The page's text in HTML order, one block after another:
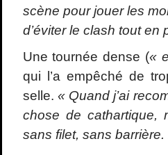
scène pour jouer les
d’éviter le clash tout en
Une tournée dense («
qui l’a empêché de
selle. « Quand j’ai
chose de cathartique,
sans filet, sans barrière.